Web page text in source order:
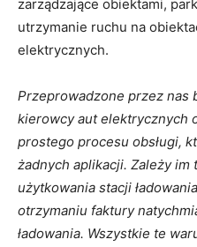
zarządzające obiektami,
utrzymanie ruchu na
elektrycznych.
Przeprowadzone przez nas
kierowcy aut elektrycznych
prostego procesu obsługi,
żadnych aplikacji. Zależy
użytkowania stacji
otrzymaniu faktury
ładowania. Wszystkie te